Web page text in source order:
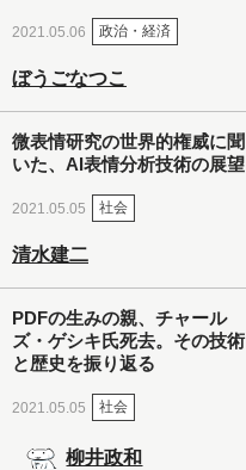
2021.05.06 政治・経済
ぼうごなつこ
微表情研究の世界的権威に聞
いた、AI表情分析技術の展望
2021.05.05 社会
清水建二
PDFの生みの親、チャール
ズ・ゲシキ氏死去。その技術
と歴史を振り返る
2021.05.05 社会
柳井政和